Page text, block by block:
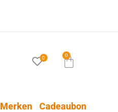
0 0
Merken Cadeaubon